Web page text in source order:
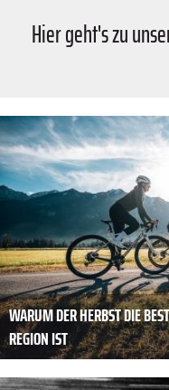
Hier geht's zu
WARUM DER HERBST DIE
REGION IST